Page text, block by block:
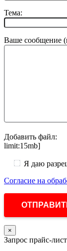
Тема:
Ваше сообщение
Добавить файл:
limit:15mb]
Я даю
Согласие на
×
Запрос прайс-